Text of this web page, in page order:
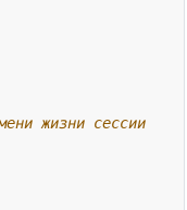
жизни сессии